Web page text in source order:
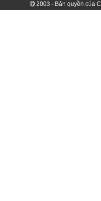
2003 - Bản quyền của